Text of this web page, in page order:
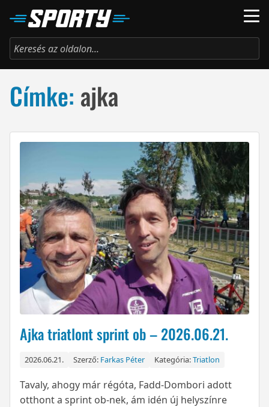
Címke: ajka
Ajka triatlont sprint ob – 2026.06.21.
2026.06.21. Szerző: Farkas Péter Kategória:Triatlon
Tavaly, ahogy már régóta, Fadd-Dombori adott
otthont a sprint ob-nek, ám idén új helyszínre